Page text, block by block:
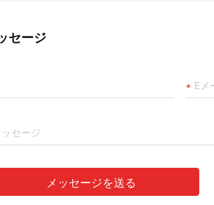
セージ
メッセージを送る